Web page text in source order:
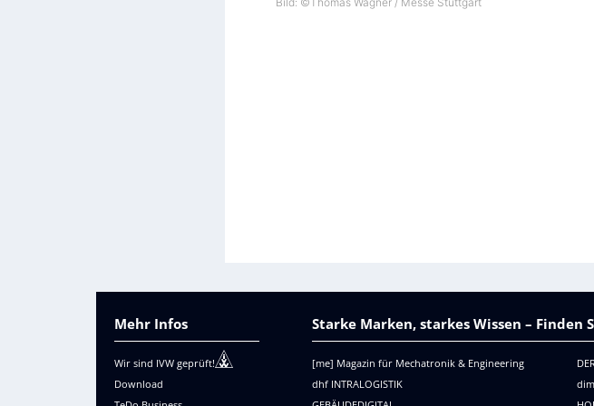
Mehr Infos
Wir sind IVW geprüft!
Download
Starke Marken, starkes Wissen –
[me] Magazin für Mechatronik & Engineering
dhf INTRALOGISTIK